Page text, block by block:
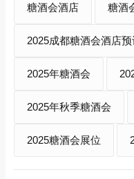
糖酒会酒店 糖酒
2025成都糖酒会酒店预
2025年糖酒会
2025年秋季糖酒会
2025糖酒会展位